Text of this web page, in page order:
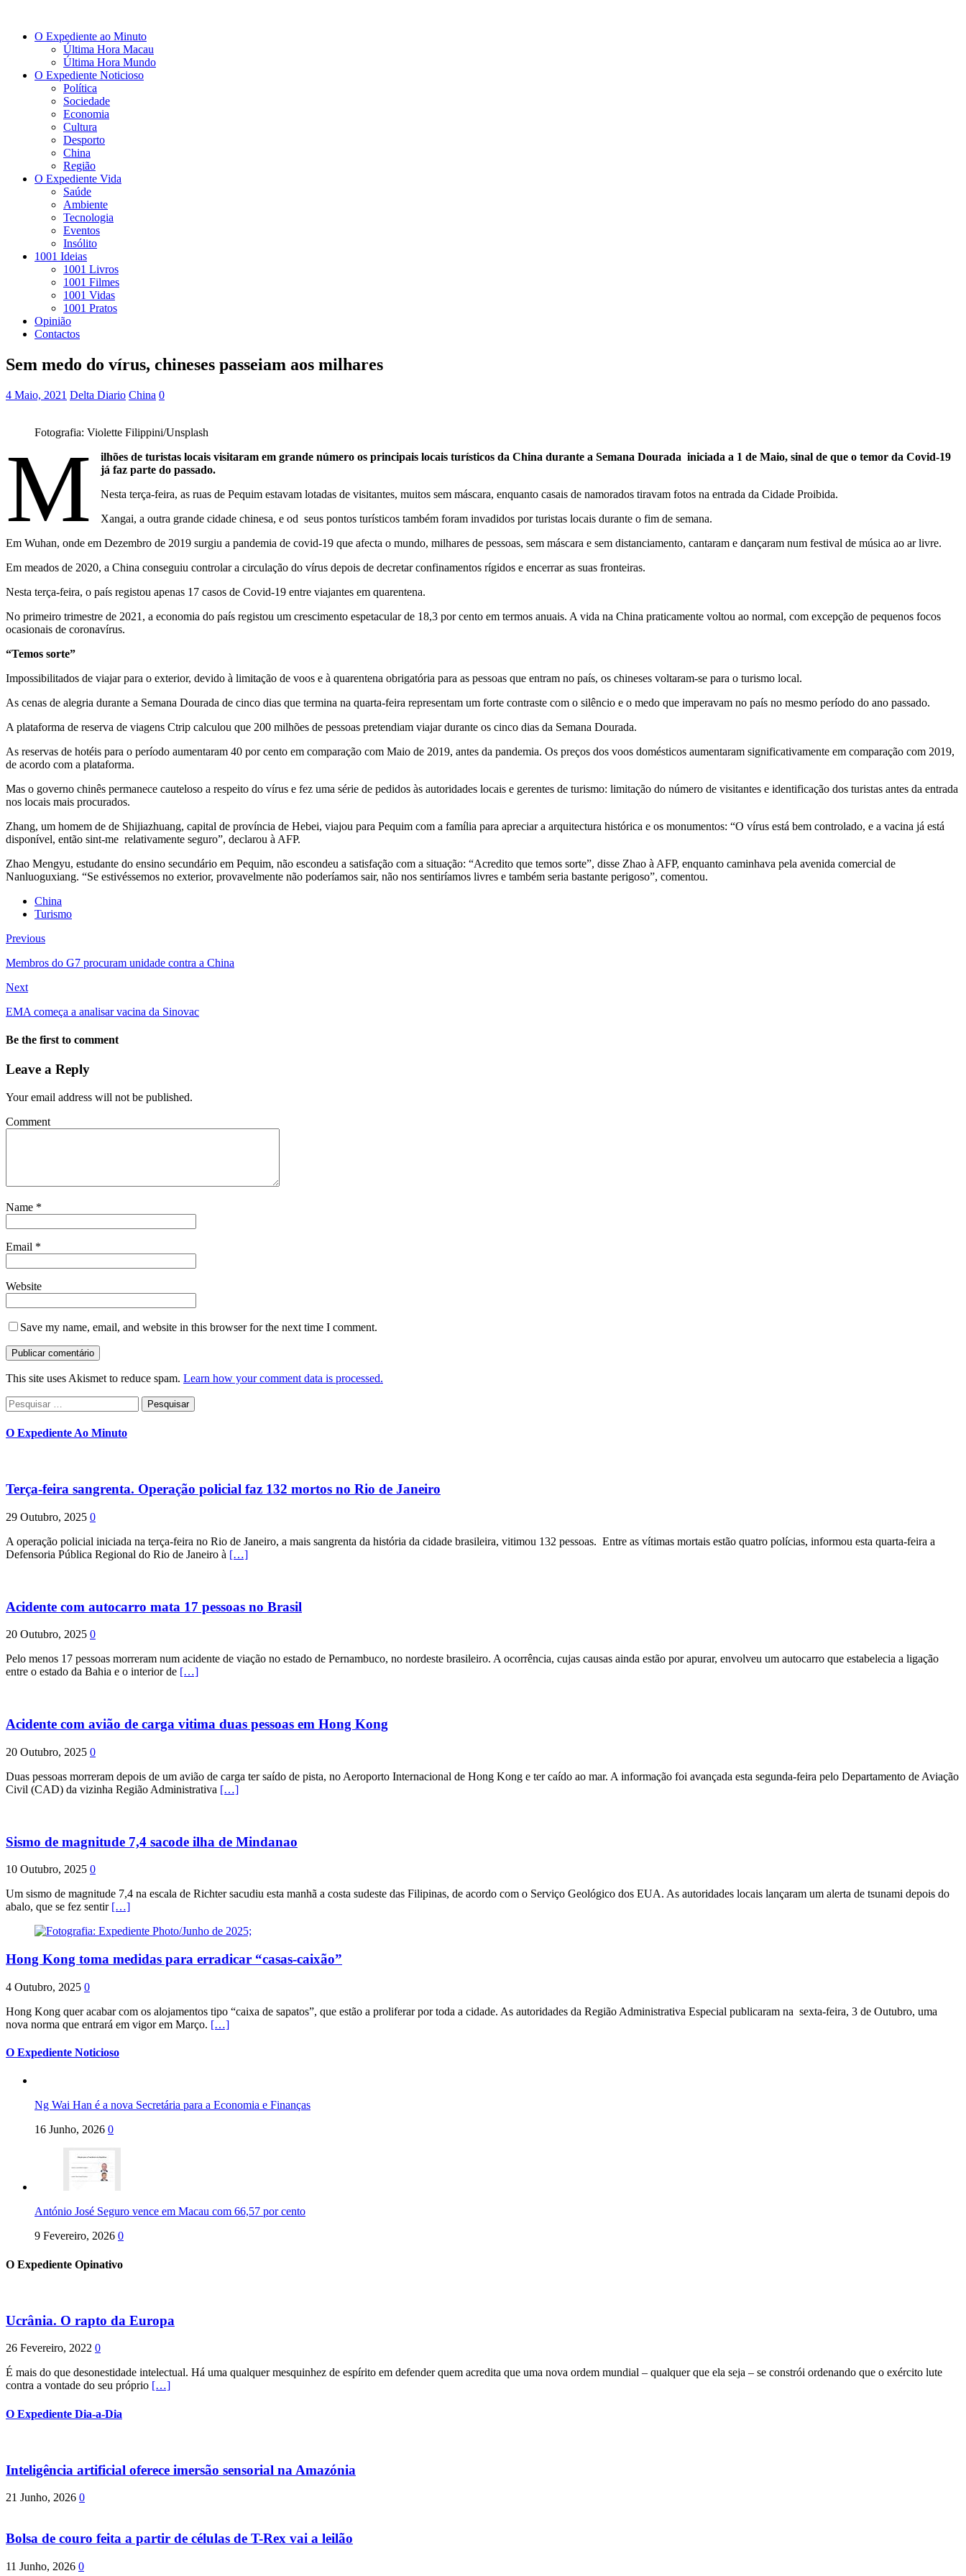
O Expediente ao Minuto
Última Hora Macau
Última Hora Mundo
O Expediente Noticioso
Política
Sociedade
Economia
Cultura
Desporto
China
Região
O Expediente Vida
Saúde
Ambiente
Tecnologia
Eventos
Insólito
1001 Ideias
1001 Livros
1001 Filmes
1001 Vidas
1001 Pratos
Opinião
Contactos
Sem medo do vírus, chineses passeiam aos milhares
4 Maio, 2021 Delta Diario China 0
Fotografia: Violette Filippini/Unsplash
M
ilhões de turistas locais visitaram em grande número os principais locais turísticos da China durante a Semana Dourada iniciada a 1 de Maio, sinal de que o temor da Covid-19
já faz parte do passado.
Nesta terça-feira, as ruas de Pequim estavam lotadas de visitantes, muitos sem máscara, enquanto casais de namorados tiravam fotos na entrada da Cidade Proibida.
Xangai, a outra grande cidade chinesa, e od seus pontos turísticos também foram invadidos por turistas locais durante o fim de semana.
Em Wuhan, onde em Dezembro de 2019 surgiu a pandemia de covid-19 que afecta o mundo, milhares de pessoas, sem máscara e sem distanciamento, cantaram e dançaram num festival de música ao ar livre.
Em meados de 2020, a China conseguiu controlar a circulação do vírus depois de decretar confinamentos rígidos e encerrar as suas fronteiras.
Nesta terça-feira, o país registou apenas 17 casos de Covid-19 entre viajantes em quarentena.
No primeiro trimestre de 2021, a economia do país registou um crescimento espetacular de 18,3 por cento em termos anuais. A vida na China praticamente voltou ao normal, com excepção de pequenos focos
ocasionais de coronavírus.
“Temos sorte”
Impossibilitados de viajar para o exterior, devido à limitação de voos e à quarentena obrigatória para as pessoas que entram no país, os chineses voltaram-se para o turismo local.
As cenas de alegria durante a Semana Dourada de cinco dias que termina na quarta-feira representam um forte contraste com o silêncio e o medo que imperavam no país no mesmo período do ano passado.
A plataforma de reserva de viagens Ctrip calculou que 200 milhões de pessoas pretendiam viajar durante os cinco dias da Semana Dourada.
As reservas de hotéis para o período aumentaram 40 por cento em comparação com Maio de 2019, antes da pandemia. Os preços dos voos domésticos aumentaram significativamente em comparação com 2019,
de acordo com a plataforma.
Mas o governo chinês permanece cauteloso a respeito do vírus e fez uma série de pedidos às autoridades locais e gerentes de turismo: limitação do número de visitantes e identificação dos turistas antes da entrada
nos locais mais procurados.
Zhang, um homem de de Shijiazhuang, capital de província de Hebei, viajou para Pequim com a família para apreciar a arquitectura histórica e os monumentos: “O vírus está bem controlado, e a vacina já está
disponível, então sint-me relativamente seguro”, declarou à AFP.
Zhao Mengyu, estudante do ensino secundário em Pequim, não escondeu a satisfação com a situação: “Acredito que temos sorte”, disse Zhao à AFP, enquanto caminhava pela avenida comercial de
Nanluoguxiang. “Se estivéssemos no exterior, provavelmente não poderíamos sair, não nos sentiríamos livres e também seria bastante perigoso”, comentou.
China
Turismo
Previous
Membros do G7 procuram unidade contra a China
Next
EMA começa a analisar vacina da Sinovac
Be the first to comment
Leave a Reply
Your email address will not be published.
Comment
Name *
Email *
Website
Save my name, email, and website in this browser for the next time I comment.
This site uses Akismet to reduce spam. Learn how your comment data is processed.
Pesquisar
por:
O Expediente Ao Minuto
Terça-feira sangrenta. Operação policial faz 132 mortos no Rio de Janeiro
29 Outubro, 2025 0
A operação policial iniciada na terça-feira no Rio de Janeiro, a mais sangrenta da história da cidade brasileira, vitimou 132 pessoas. Entre as vítimas mortais estão quatro polícias, informou esta quarta-feira a
Defensoria Pública Regional do Rio de Janeiro à […]
Acidente com autocarro mata 17 pessoas no Brasil
20 Outubro, 2025 0
Pelo menos 17 pessoas morreram num acidente de viação no estado de Pernambuco, no nordeste brasileiro. A ocorrência, cujas causas ainda estão por apurar, envolveu um autocarro que estabelecia a ligação
entre o estado da Bahia e o interior de […]
Acidente com avião de carga vitima duas pessoas em Hong Kong
20 Outubro, 2025 0
Duas pessoas morreram depois de um avião de carga ter saído de pista, no Aeroporto Internacional de Hong Kong e ter caído ao mar. A informação foi avançada esta segunda-feira pelo Departamento de Aviação
Civil (CAD) da vizinha Região Administrativa […]
Sismo de magnitude 7,4 sacode ilha de Mindanao
10 Outubro, 2025 0
Um sismo de magnitude 7,4 na escala de Richter sacudiu esta manhã a costa sudeste das Filipinas, de acordo com o Serviço Geológico dos EUA. As autoridades locais lançaram um alerta de tsunami depois do
abalo, que se fez sentir […]
Hong Kong toma medidas para erradicar “casas-caixão”
4 Outubro, 2025 0
Hong Kong quer acabar com os alojamentos tipo “caixa de sapatos”, que estão a proliferar por toda a cidade. As autoridades da Região Administrativa Especial publicaram na sexta-feira, 3 de Outubro, uma
nova norma que entrará em vigor em Março. […]
O Expediente Noticioso
Ng Wai Han é a nova Secretária para a Economia e Finanças
16 Junho, 2026 0
António José Seguro vence em Macau com 66,57 por cento
9 Fevereiro, 2026 0
O Expediente Opinativo
Ucrânia. O rapto da Europa
26 Fevereiro, 2022 0
É mais do que desonestidade intelectual. Há uma qualquer mesquinhez de espírito em defender quem acredita que uma nova ordem mundial – qualquer que ela seja – se constrói ordenando que o exército lute
contra a vontade do seu próprio […]
O Expediente Dia-a-Dia
Inteligência artificial oferece imersão sensorial na Amazónia
21 Junho, 2026 0
Bolsa de couro feita a partir de células de T-Rex vai a leilão
11 Junho, 2026 0